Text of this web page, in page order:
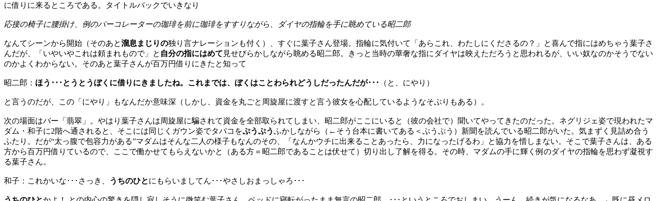
に借りに来るところである。タイトルバックでいきなり
応接の椅子に腰掛け、例のパーコレーターの珈琲を前に珈琲をすすりながら、ダイヤの指輪を手に眺めている昭二郎
なんてシーンから開始（そのあと溜息まじりの独り言ナレーションも付く）、すぐに葉子さん登場。指輪に気付いて「あらこれ、わたしにくださるの？」と喜んで指にはめちゃう葉子さ
んだが、「いやいやこれは頼まれもので」と 自分の指にはめて 見せびらかしながら眺める昭二郎。きっと当時の華奢な指にダイヤは映えただろうと思われるが、いい奴なのかそうでない
のかよくわからない。そのあと葉子さんが百万円借りにきたと知って
昭二郎： ほう･･･とうとうぼくに借りにきましたね。これまでは、ぼくはことわられどうしだったんだが･･･ （と、にやり）
と言うのだが、この「にやり」もなんだか意味深（しかし、資金を丸ごと周旋屋に渡すと言う彼女を心配しているようなそぶりもある）。
次の場面はバー「翡翠」。やはり葉子さんは周旋屋に騙されて資金を全部取られてしまい、昭二郎がここにいると（彼の会社で）聞いてやってきたのだった。ネグリジェ姿で現われたマ
ダム・和子に2階へ通されると、そこには同じくガウン姿でタバコをぷうぷうふかしながら（←そう台本に書いてある＜ぷうぷう）新聞を読んでいる昭二郎がいた。気まずく見詰め合う
ふたり。だが“太っ腹で包容力がある”マダムはそんな二人の様子もなんのその、「なんかウチに出来ることあったら、力になったげるわ」と協力を惜しまない。そこで葉子さんは、ある
方から百万円借りているので、ここで働かせてもらえないかと（ある方＝昭二郎であることは伏せて）切り出し了解を得る。その時、マダムの手に輝く例のダイヤの指輪を思わず凝視す
る葉子さん。
和子：これかいな･･･さっき、 うちのひとにもらいましてん･･･やさしおまっしゃろ･･･